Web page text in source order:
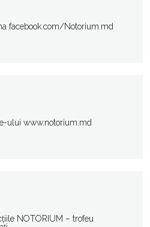
facebook.com/Notorium.md
ului www.notorium.md
NOTORIUM – trofeu